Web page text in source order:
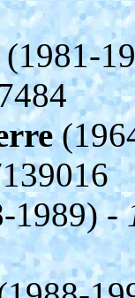
(1981-
1989) -